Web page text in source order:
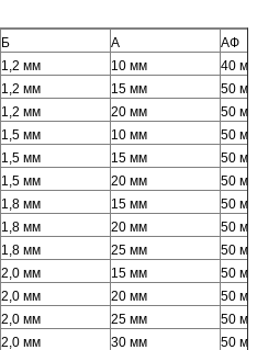
Б А
АФ
1,2 мм 10 мм
40 мм
1,2 мм 15 мм
50 мм
1,2 мм 20 мм
50 мм
1,5 мм 10 мм
50 мм
1,5 мм 15 мм
50 мм
1,5 мм 20 мм
50 мм
1,8 мм 15 мм
50 мм
1,8 мм 20 мм
50 мм
1,8 мм 25 мм
50 мм
2,0 мм 15 мм
50 мм
2,0 мм 20 мм
50 мм
2,0 мм 25 мм
50 мм
2,0 мм 30 мм 50 мм